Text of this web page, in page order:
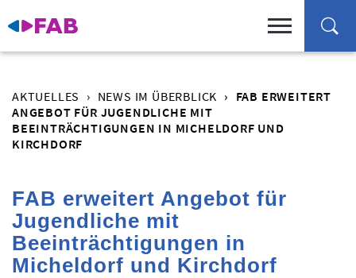
AKTUELLES NEWS IM ÜBERBLICK
FAB ERWEITERT
ANGEBOT FÜR JUGENDLICHE MIT
BEEINTRÄCHTIGUNGEN IN MICHELDORF UND
KIRCHDORF
FAB erweitert Angebot für
Jugendliche mit
Beeinträchtigungen in
Micheldorf und Kirchdorf